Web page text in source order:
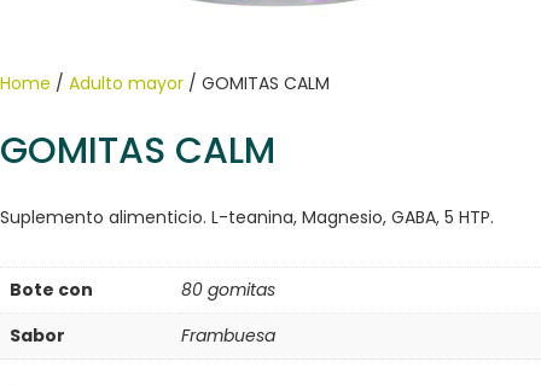
Home / Adulto mayor / GOMITAS CALM
GOMITAS CALM
Suplemento alimenticio. L-teanina, Magnesio, GABA, 5 HTP.
Bote con
80 gomitas
Sabor
Frambuesa